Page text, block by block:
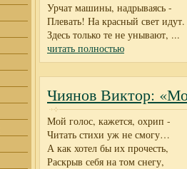
Урчат машины, надрываясь -
Плевать! На красный свет идут.
Здесь только те не унывают, ...
читать полностью
Чиянов Виктор:
Мой голос, кажется, охрип -
Читать стихи уж не смогу…
А как хотел бы их прочесть,
Раскрыв себя на том снегу,